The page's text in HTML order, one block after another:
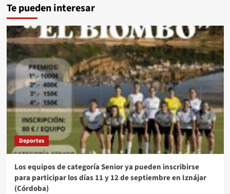
Te pueden interesar
Deportes
Los equipos de categoría Senior ya pueden inscribirse
para participar los días 11 y 12 de septiembre en Iznájar
(Córdoba)